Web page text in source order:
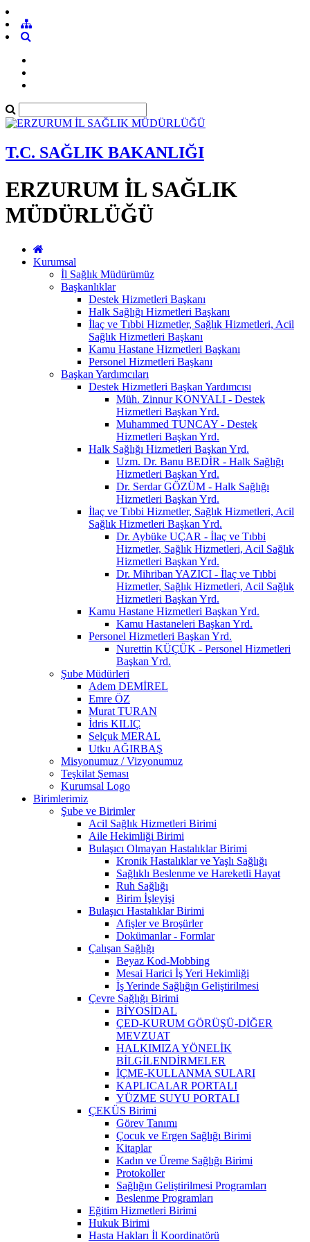
T.C. SAĞLIK BAKANLIĞI
ERZURUM İL SAĞLIK
MÜDÜRLÜĞÜ
Kurumsal
İl Sağlık Müdürümüz
Başkanlıklar
Destek Hizmetleri Başkanı
Halk Sağlığı Hizmetleri Başkanı
İlaç ve Tıbbi Hizmetler, Sağlık Hizmetleri, Acil
Sağlık Hizmetleri Başkanı
Kamu Hastane Hizmetleri Başkanı
Personel Hizmetleri Başkanı
Başkan Yardımcıları
Destek Hizmetleri Başkan Yardımcısı
Müh. Zinnur KONYALI - Destek
Hizmetleri Başkan Yrd.
Muhammed TUNCAY - Destek
Hizmetleri Başkan Yrd.
Halk Sağlığı Hizmetleri Başkan Yrd.
Uzm. Dr. Banu BEDİR - Halk Sağlığı
Hizmetleri Başkan Yrd.
Dr. Serdar GÖZÜM - Halk Sağlığı
Hizmetleri Başkan Yrd.
İlaç ve Tıbbi Hizmetler, Sağlık Hizmetleri, Acil
Sağlık Hizmetleri Başkan Yrd.
Dr. Aybüke UÇAR - İlaç ve Tıbbi
Hizmetler, Sağlık Hizmetleri, Acil Sağlık
Hizmetleri Başkan Yrd.
Dr. Mihriban YAZICI - İlaç ve Tıbbi
Hizmetler, Sağlık Hizmetleri, Acil Sağlık
Hizmetleri Başkan Yrd.
Kamu Hastane Hizmetleri Başkan Yrd.
Kamu Hastaneleri Başkan Yrd.
Personel Hizmetleri Başkan Yrd.
Nurettin KÜÇÜK - Personel Hizmetleri
Başkan Yrd.
Şube Müdürleri
Adem DEMİREL
Emre ÖZ
Murat TURAN
İdris KILIÇ
Selçuk MERAL
Utku AĞIRBAŞ
Misyonumuz / Vizyonumuz
Teşkilat Şeması
Kurumsal Logo
Birimlerimiz
Şube ve Birimler
Acil Sağlık Hizmetleri Birimi
Aile Hekimliği Birimi
Bulaşıcı Olmayan Hastalıklar Birimi
Kronik Hastalıklar ve Yaşlı Sağlığı
Sağlıklı Beslenme ve Hareketli Hayat
Ruh Sağlığı
Birim İşleyişi
Bulaşıcı Hastalıklar Birimi
Afişler ve Broşürler
Dokümanlar - Formlar
Çalışan Sağlığı
Beyaz Kod-Mobbing
Mesai Harici İş Yeri Hekimliği
İş Yerinde Sağlığın Geliştirilmesi
Çevre Sağlığı Birimi
BİYOSİDAL
ÇED-KURUM GÖRÜŞÜ-DİĞER
MEVZUAT
HALKIMIZA YÖNELİK
BİLGİLENDİRMELER
İÇME-KULLANMA SULARI
KAPLICALAR PORTALI
YÜZME SUYU PORTALI
ÇEKÜS Birimi
Görev Tanımı
Çocuk ve Ergen Sağlığı Birimi
Kitaplar
Kadın ve Üreme Sağlığı Birimi
Protokoller
Sağlığın Geliştirilmesi Programları
Beslenme Programları
Eğitim Hizmetleri Birimi
Hukuk Birimi
Hasta Hakları İl Koordinatörü